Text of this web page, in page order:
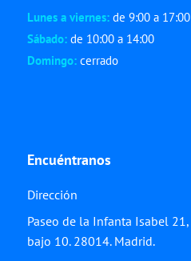
Lunes a viernes:de 9:00 a 17:00
Sábado:de 10:00 a 14:00
Domingo:cerrado
Encuéntranos
Dirección
Paseo de la Infanta Isabel 21,
bajo 10. 28014. Madrid.